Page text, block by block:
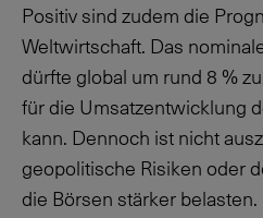
Positiv sind zudem die
Weltwirtschaft. Das
dürfte global um rund 8 %
für die Umsatzentwicklung
kann. Dennoch ist nicht
geopolitische Risiken oder
die Börsen stärker belasten.